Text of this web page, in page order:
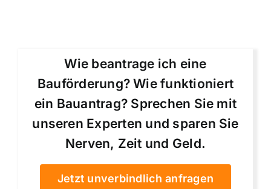
Wie beantrage ich eine
Bauförderung? Wie funktioniert
ein Bauantrag? Sprechen Sie mit
unseren Experten und sparen Sie
Nerven, Zeit und Geld.
Jetzt unverbindlich anfragen